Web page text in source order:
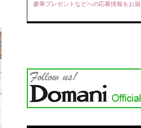
豪華プレゼントなどへの応募情報をお届